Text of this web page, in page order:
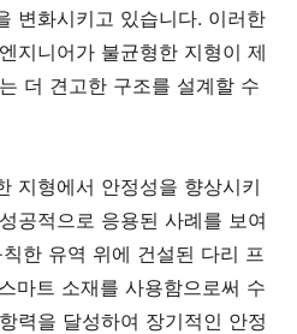
변화시키고 있습니다. 이러한
지니어가 불균형한 지형이 제
더 견고한 구조를 설계할 수
지형에서 안정성을 향상시키
공적으로 응용된 사례를 보여
한 유역 위에 건설된 다리 프
마트 소재를 사용함으로써 수
력을 달성하여 장기적인 안정